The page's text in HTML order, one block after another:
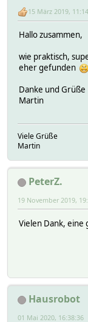
15 März 2019,
Hallo zusammen,
wie praktisch,
eher gefunden
Danke und Grüße
Martin
Viele Grüße
Martin
PeterZ.
19 November 2019,
Vielen Dank,
Hausrobot
01 Mai 2020, 16:38:36